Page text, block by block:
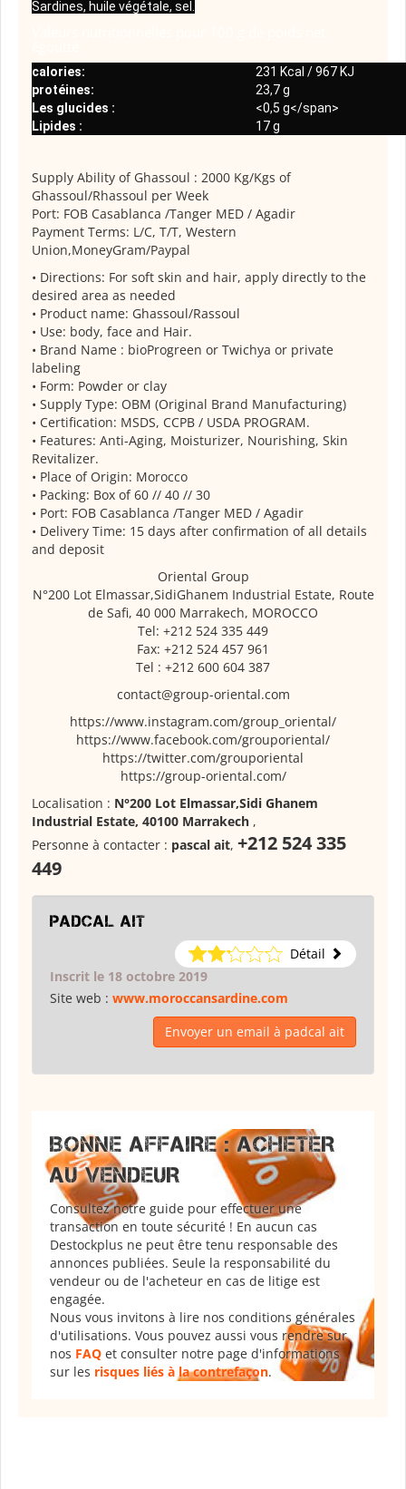
Sardines, huile végétale, sel.
calories:
231 Kcal / 967 KJ
protéines:
23,7 g
Les glucides :
<0,5 g</span>
Lipides :
17 g
Supply Ability of Ghassoul : 2000 Kg/Kgs of
Ghassoul/Rhassoul per Week
Port: FOB Casablanca /Tanger MED / Agadir
Payment Terms: L/C, T/T, Western
Union,MoneyGram/Paypal
• Directions: For soft skin and hair, apply directly to the
desired area as needed
• Product name: Ghassoul/Rassoul
• Use: body, face and Hair.
• Brand Name : bioProgreen or Twichya or private
labeling
• Form: Powder or clay
• Supply Type: OBM (Original Brand Manufacturing)
• Certification: MSDS, CCPB / USDA PROGRAM.
• Features: Anti-Aging, Moisturizer, Nourishing, Skin
Revitalizer.
• Place of Origin: Morocco
• Packing: Box of 60 // 40 // 30
• Port: FOB Casablanca /Tanger MED / Agadir
• Delivery Time: 15 days after confirmation of all details
and deposit
Oriental Group
N°200 Lot Elmassar,SidiGhanem Industrial Estate, Route
de Safi, 40 000 Marrakech, MOROCCO
Tel: +212 524 335 449
Fax: +212 524 457 961
Tel : +212 600 604 387
contact@group-oriental.com
https://www.instagram.com/group_oriental/
https://www.facebook.com/grouporiental/
https://twitter.com/grouporiental
https://group-oriental.com/
Localisation : N°200 Lot Elmassar,Sidi Ghanem
Industrial Estate, 40100 Marrakech ,
Personne à contacter : pascal ait, +212 524 335
449
padcal ait
Détail
Inscrit le 18 octobre 2019
Site web : www.moroccansardine.com
Envoyer un email à padcal ait
BONNE AFFAIRE : ACHETER
AU VENDEUR
Consultez notre guide pour effectuer une
transaction en toute sécurité ! En aucun cas
Destockplus ne peut être tenu responsable des
annonces publiées. Seule la responsabilité du
vendeur ou de l'acheteur en cas de litige est
engagée.
Nous vous invitons à lire nos conditions générales
d'utilisations. Vous pouvez aussi vous rendre sur
nos FAQ et consulter notre page d'informations
sur les risques liés à la contrefaçon.